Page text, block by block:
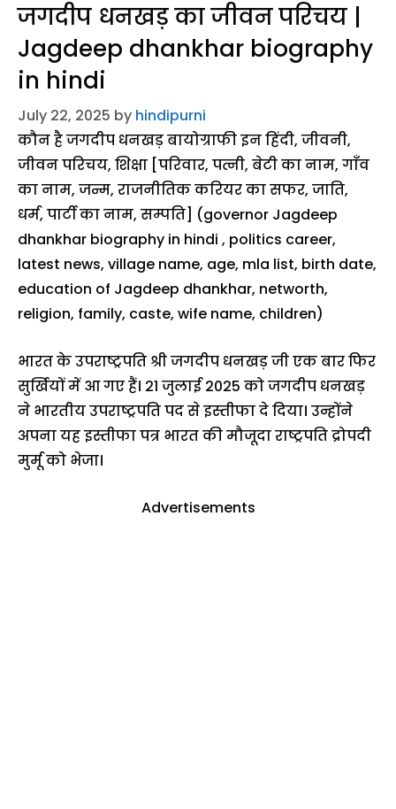
जगदीप धनखड़ का जीवन परिचय |
Jagdeep dhankhar biography
in hindi
July 22, 2025 by hindipurni
कौन है जगदीप धनखड़ बायोग्राफी इन हिंदी, जीवनी,
जीवन परिचय, शिक्षा [परिवार, पत्नी, बेटी का नाम, गाँव
का नाम, जन्म, राजनीतिक करियर का सफर, जाति,
धर्म, पार्टी का नाम, सम्पति] (governor Jagdeep
dhankhar biography in hindi , politics career,
latest news, village name, age, mla list, birth date,
education of Jagdeep dhankhar, networth,
religion, family, caste, wife name, children)
भारत के उपराष्ट्रपति श्री जगदीप धनखड़ जी एक बार फिर
सुर्खियों में आ गए हैं। 21 जुलाई 2025 को जगदीप धनखड़
ने भारतीय उपराष्ट्रपति पद से इस्तीफा दे दिया। उन्होंने
अपना यह इस्तीफा पत्र भारत की मौजूदा राष्ट्रपति द्रोपदी
मुर्मू को भेजा।
Advertisements